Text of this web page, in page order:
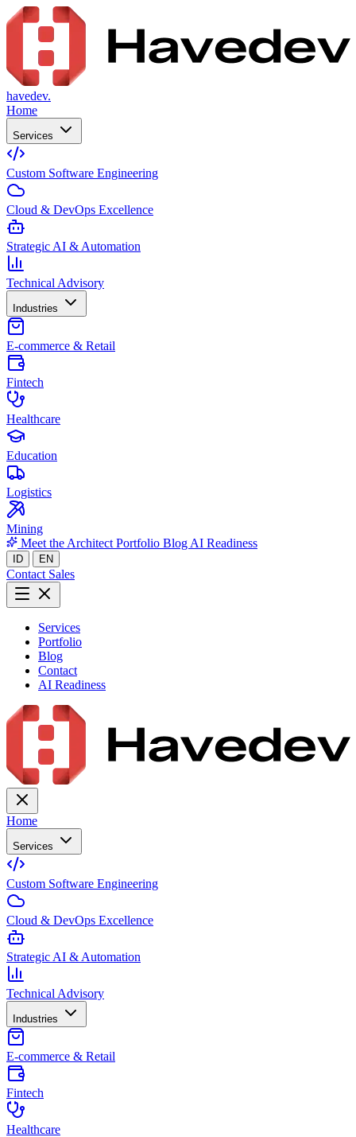
havedev.
Home
Services
Custom Software Engineering
Cloud & DevOps Excellence
Strategic AI & Automation
Technical Advisory
Industries
E-commerce & Retail
Fintech
Healthcare
Education
Logistics
Mining
Meet the Architect Portfolio Blog AI Readiness
ID EN
Contact Sales
Services
Portfolio
Blog
Contact
AI Readiness
Home
Services
Custom Software Engineering
Cloud & DevOps Excellence
Strategic AI & Automation
Technical Advisory
Industries
E-commerce & Retail
Fintech
Healthcare